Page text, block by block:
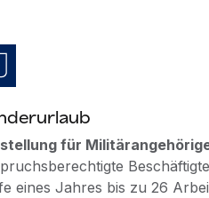
für
eines Jahres bis zu 26